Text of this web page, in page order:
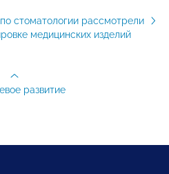
стоматологии рассмотрели
медицинских изделий
развитие